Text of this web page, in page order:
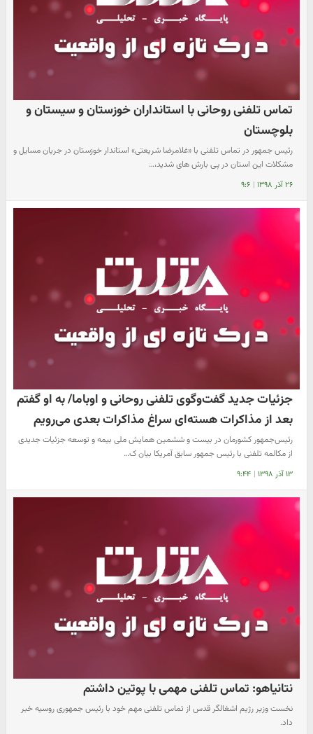
تماس تلفنی روحانی با استانداران خوزستان و سیستان و
بلوچستان
​رئیس جمهور در تماس تلفنی با «غلامرضا شریعتی» استاندار خوزستان در جریان مسایل و
مشکلات این استان در پی بارش های شدید،…
۲۶ آذر ۱۳۹۸ | ۹:۶
جزئیات جدید گفت‌وگوی تلفنی روحانی و اوباما/ به او گفتم
بعد از مذاکرات هسته‌ای سراغ مذاکرات بعدی می‌رویم
رئیس‌جمهور کشورمان در بیست و ششمین همایش ملی بیمه و توسعه جزئیات جدیدی
از مکالمه تلفنی با رئیس جمهور سابق آمریکا بیان ک…
۱۳ آذر ۱۳۹۸ | ۹:۴۴
نتانیاهو: تماس تلفنی مهمی با پوتین داشتم
نخست وزیر رژیم اشغالگر قدس از تماس تلفنی مهم خود با رئیس جمهوری روسیه خبر
داد.